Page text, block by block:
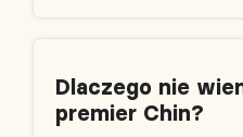
Dlaczego nie
premier Chin?